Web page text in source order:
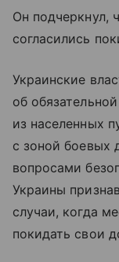
Он подчеркнул,
согласились
Украинские
об
из населенных
с зоной боевых
вопросами
Украины
случаи, когда
покидать свои